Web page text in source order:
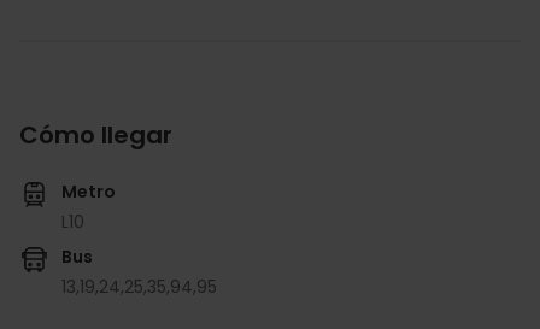
Cómo llegar
Metro
L10
Bus
13,19,24,25,35,94,95